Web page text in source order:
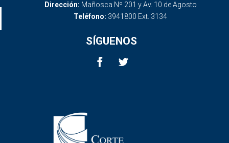
Dirección: Mañosca Nº 201 y Av. 10 de Agosto
Teléfono: 3941800 Ext. 3134
SÍGUENOS